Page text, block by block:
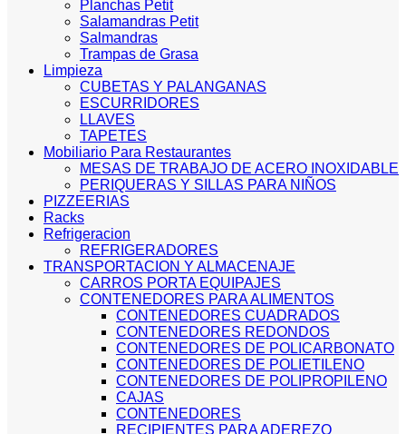
Planchas Petit
Salamandras Petit
Salmandras
Trampas de Grasa
Limpieza
CUBETAS Y PALANGANAS
ESCURRIDORES
LLAVES
TAPETES
Mobiliario Para Restaurantes
MESAS DE TRABAJO DE ACERO INOXIDABLE
PERIQUERAS Y SILLAS PARA NIÑOS
PIZZEERIAS
Racks
Refrigeracion
REFRIGERADORES
TRANSPORTACION Y ALMACENAJE
CARROS PORTA EQUIPAJES
CONTENEDORES PARA ALIMENTOS
CONTENEDORES CUADRADOS
CONTENEDORES REDONDOS
CONTENEDORES DE POLICARBONATO
CONTENEDORES DE POLIETILENO
CONTENEDORES DE POLIPROPILENO
CAJAS
CONTENEDORES
RECIPIENTES PARA ADEREZO